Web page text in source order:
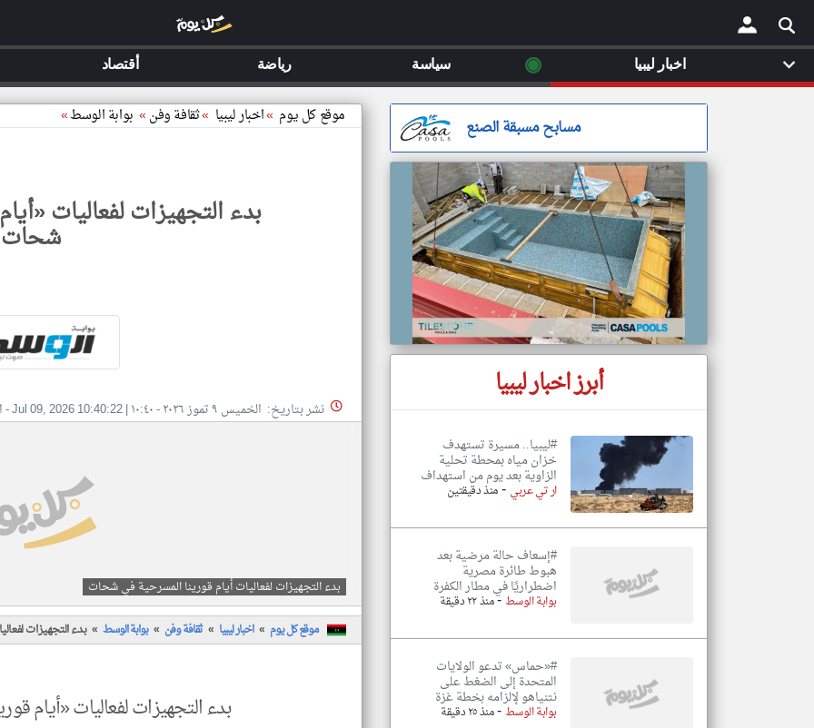
× موقع كل يوم »اخبار ليبيا »ثقافة وفن» بوابة الوسط»
بدء التجهيزات لفعاليات
شحات
نشر بتاريخ: الخميس ٩ تموز ٢٠٢٦ - ١٠:٤٠ |
Jul 09, 2026 10:40:22
-
بدء التجهيزات لفعاليات أيام قورينا المسرحية في شحات
موقع كل يوم اخبار ليبيا ثقافة وفن بوابة الوسط بدء التجهيزات
بدء التجهيزات لفعاليات «أيام
مسابح مسبقة الصنع
أبرز اخبار ليبيا
#ليبيا.. مسيرة تستهدف
خزان مياه بمحطة تحلية
الزاوية بعد يوم من استهداف
ار تي عربي -منذ دقيقتين
#إسعاف حالة مرضية بعد
هبوط طائرة مصرية
اضطراريًا في مطار الكفرة
بوابة الوسط-منذ ٢٢ دقيقة
#«حماس» تدعو الولايات
المتحدة إلى الضغط على
نتنياهو لإلزامه بخطة غزة
بوابة الوسط-منذ ٢٥ دقيقة
اخبار ليبيا ◉ سياسة رياضة أقتصاد